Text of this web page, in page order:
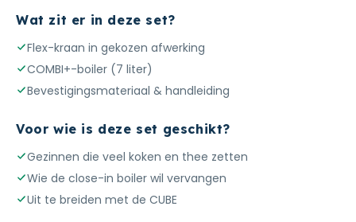
Wat zit er in deze set?
Flex-kraan in gekozen afwerking
COMBI+-boiler (7 liter)
Bevestigingsmateriaal & handleiding
Voor wie is deze set geschikt?
Gezinnen die veel koken en thee zetten
Wie de close-in boiler wil vervangen
Uit te breiden met de CUBE